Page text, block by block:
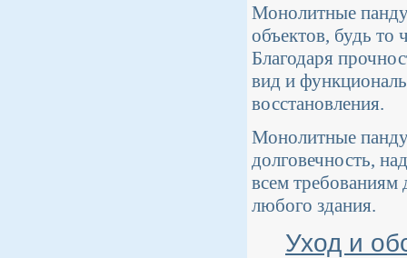
Монолитные
объектов, будь то
Благодаря
вид и
восстановления.
Монолитные
долговечность,
всем
любого здания.
Уход и